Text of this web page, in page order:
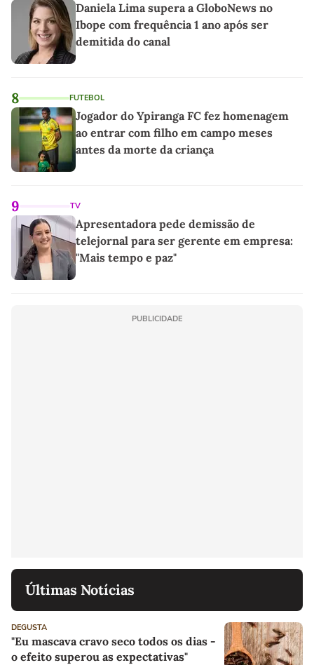
Daniela Lima supera a GloboNews no
Ibope com frequência 1 ano após ser
demitida do canal
8 FUTEBOL
Jogador do Ypiranga FC fez homenagem
ao entrar com filho em campo meses
antes da morte da criança
9 TV
Apresentadora pede demissão de
telejornal para ser gerente em empresa:
"Mais tempo e paz"
PUBLICIDADE
Últimas Notícias
DEGUSTA
"Eu mascava cravo seco todos os dias -
o efeito superou as expectativas"